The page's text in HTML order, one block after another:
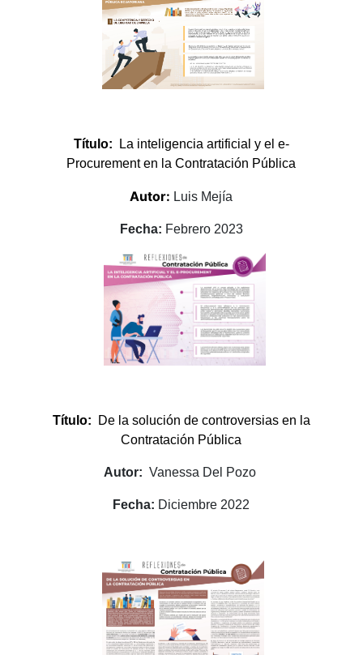
Título:
La inteligencia artificial y el e-
Procurement en la Contratación Pública
Autor: Luis Mejía
Fecha: Febrero 2023
Título:
De la solución de controversias en la
Contratación Pública
Autor: Vanessa Del Pozo
Fecha: Diciembre 2022